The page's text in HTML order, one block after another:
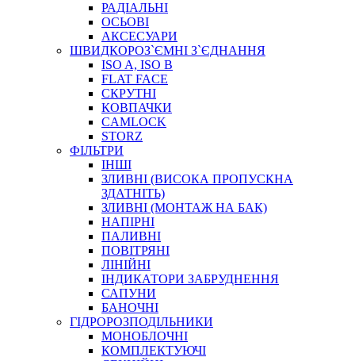
АВТОХІМІЯ
ДОМКРАТИ
НАБОРИ ЗАПОБІЖНИКІВ, КЛЕМ, АКСЕСУАРІВ
НАСОСИ, КОМПРЕСОРИ, МАНОМЕТРИ
ПАСТА, АНТИСЕПТИК
ІНСТРУМЕНТ
САДОВИЙ ІНВЕНТАР
ЕЛЕКТРИЧНІ ПРИЛАДИ
ПАЛЬНИКИ, ПАЯЛЬНИКИ, ПАЯЛЬНІ ЛАМПИ
ІНСТРУМЕНТИ ДЛЯ ЕЛЕКТРИКА
ЕЛЕКТРОІНСТРУМЕНТИ
ЗАМКИ І КОМПЛЕКТУЮЧІ
ІНСТРУМЕНТИ ДЛЯ ЗВАРЮВАННЯ, АКСЕСУАРИ
РАДІАЛЬНІ
ОСЬОВІ
АКСЕСУАРИ
ШВИДКОРОЗ`ЄМНІ З`ЄДНАННЯ
ISO A, ISO B
FLAT FACE
СКРУТНІ
КОВПАЧКИ
CAMLOCK
STORZ
ФІЛЬТРИ
ІНШІ
ЗЛИВНІ (ВИСОКА ПРОПУСКНА
ЗДАТНІТЬ)
ЗЛИВНІ (МОНТАЖ НА БАК)
НАПІРНІ
ПАЛИВНІ
ПОВІТРЯНІ
ЛІНІЙНІ
ІНДИКАТОРИ ЗАБРУДНЕННЯ
САПУНИ
БАНОЧНІ
ГІДРОРОЗПОДІЛЬНИКИ
МОНОБЛОЧНІ
КОМПЛЕКТУЮЧІ